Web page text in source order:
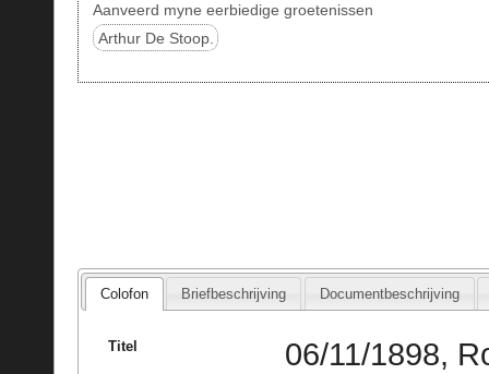
Aanveerd myne eerbiedige groetenissen
Arthur De Stoop.
Colofon Briefbeschrijving Documentbeschrijving
Titel
06/11/1898,